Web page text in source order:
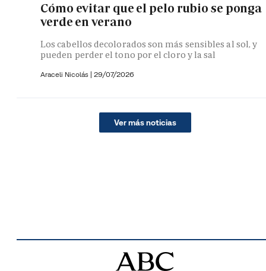
Cómo evitar que el pelo rubio se ponga
verde en verano
Los cabellos decolorados son más sensibles al sol, y
pueden perder el tono por el cloro y la sal
Araceli Nicolás | 29/07/2026
Ver más noticias